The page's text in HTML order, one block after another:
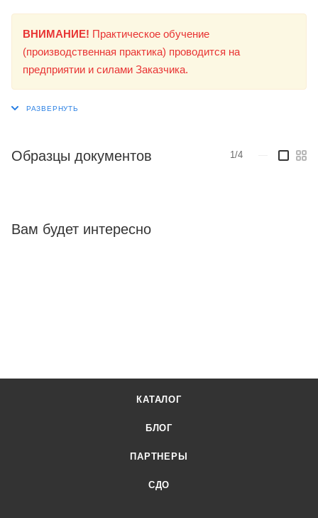
ВНИМАНИЕ! Практическое обучение
(производственная практика) проводится на
предприятии и силами Заказчика.
Образцы документов 1/4
Вам будет интересно
КАТАЛОГ
БЛОГ
ПАРТНЕРЫ
СДО